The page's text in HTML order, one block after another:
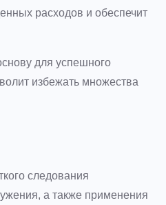
расходов и обеспечит
для успешного
избежать множества
следования
а также применения